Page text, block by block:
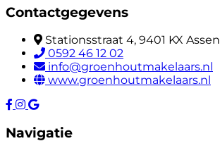
Contactgegevens
Stationsstraat 4, 9401 KX Assen
0592 46 12 02
info@groenhoutmakelaars.nl
www.groenhoutmakelaars.nl
Navigatie